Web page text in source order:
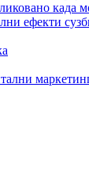
када
ефекти